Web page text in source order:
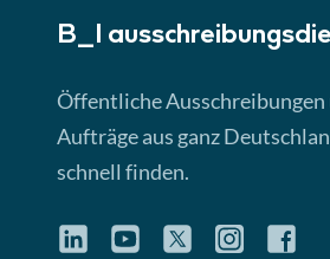
Lektion 3
► 4:31 Min
Quiz
B_I
Öffentliche
Aufträge aus ganz
schnell finden.